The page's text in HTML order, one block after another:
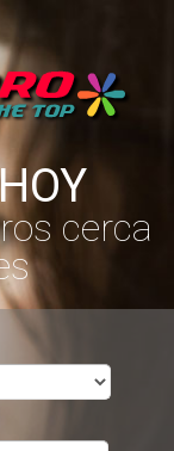
cerca